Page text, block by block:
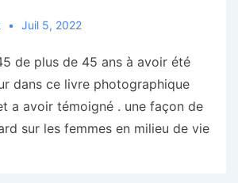
Juil 5, 2022
de plus de 45 ans à avoir été
dans ce livre photographique
a avoir témoigné . une façon de
sur les femmes en milieu de vie